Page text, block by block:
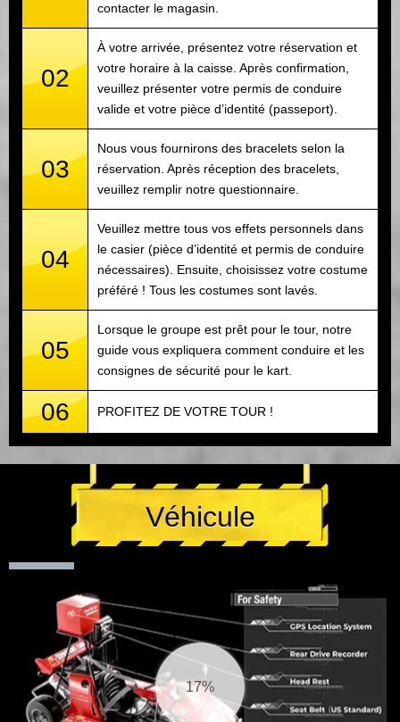
contacter le magasin.
02
À votre arrivée, présentez votre réservation et
votre horaire à la caisse. Après confirmation,
veuillez présenter votre permis de conduire
valide et votre pièce d’identité (passeport).
03
Nous vous fournirons des bracelets selon la
réservation. Après réception des bracelets,
veuillez remplir notre questionnaire.
04
Veuillez mettre tous vos effets personnels dans
le casier (pièce d’identité et permis de conduire
nécessaires). Ensuite, choisissez votre costume
préféré ! Tous les costumes sont lavés.
05
Lorsque le groupe est prêt pour le tour, notre
guide vous expliquera comment conduire et les
consignes de sécurité pour le kart.
06 PROFITEZ DE VOTRE TOUR !
Véhicule
18%